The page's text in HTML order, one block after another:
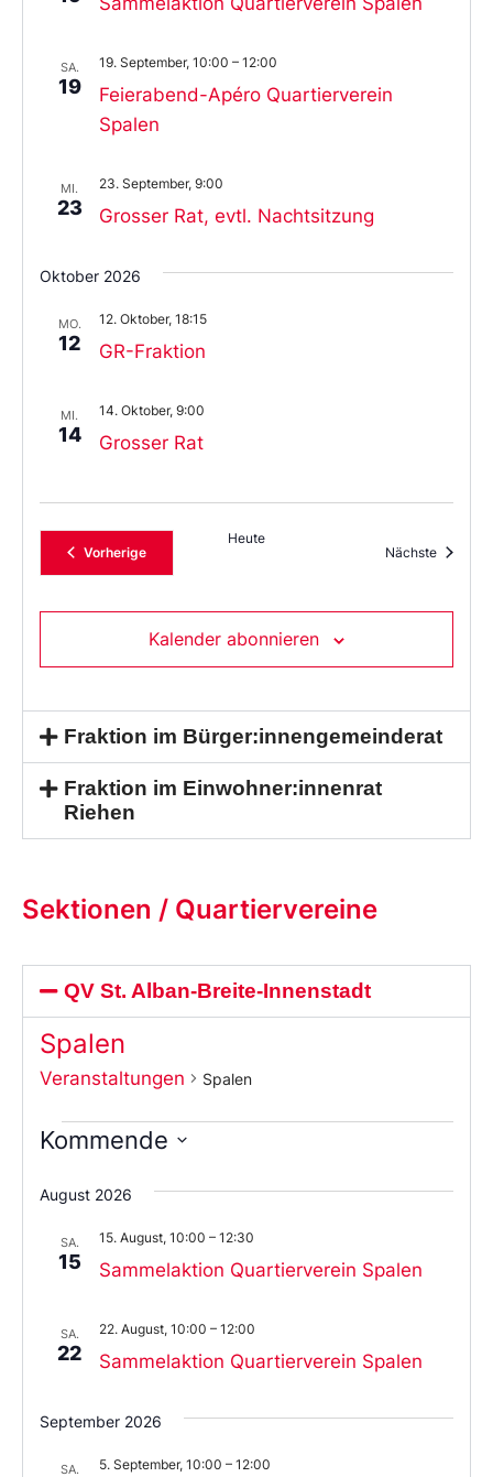
SA.
19
Feierabend-Apéro Quartierverein
Spalen
19. September, 10:00 – 12:00
MI.
23 Grosser Rat, evtl. Nachtsitzung
23. September, 9:00
Oktober 2026
MO.
12 GR-Fraktion
12. Oktober, 18:15
MI.
14 Grosser Rat
14. Oktober, 9:00
VorherigeVeranstaltungen
Heute
Nächste
Kalender abonnieren
Fraktion im Bürger:innengemeinderat
Fraktion im Einwohner:innenrat
Riehen
Sektionen / Quartiervereine
QV St. Alban-Breite-Innenstadt
Spalen
Veranstaltungen Spalen
Kommende
Sie
das
aus.
August 2026
SA.
15 Sammelaktion Quartierverein Spalen
15. August, 10:00 – 12:30
SA.
22 Sammelaktion Quartierverein Spalen
22. August, 10:00 – 12:00
September 2026
SA. 5. September, 10:00 – 12:00